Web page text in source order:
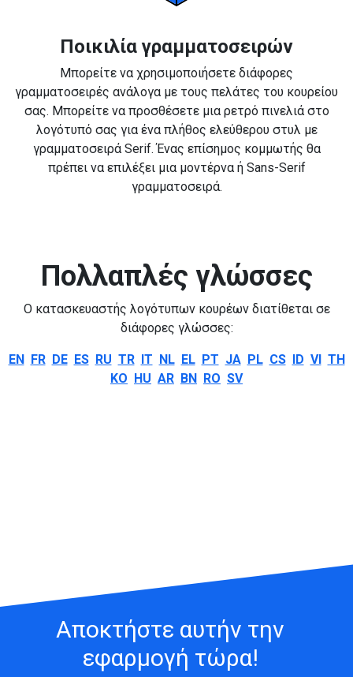
Ποικιλία γραμματοσειρών
Μπορείτε να χρησιμοποιήσετε διάφορες
γραμματοσειρές ανάλογα με τους πελάτες του κουρείου
σας. Μπορείτε να προσθέσετε μια ρετρό πινελιά στο
λογότυπό σας για ένα πλήθος ελεύθερου στυλ με
γραμματοσειρά Serif. Ένας επίσημος κομμωτής θα
πρέπει να επιλέξει μια μοντέρνα ή Sans-Serif
γραμματοσειρά.
Πολλαπλές γλώσσες
Ο κατασκευαστής λογότυπων κουρέων διατίθεται σε
διάφορες γλώσσες:
EN FR DE ES RU TR IT NL EL PT JA PL CS ID VI TH
KO HU AR BN RO SV
Αποκτήστε αυτήν την
εφαρμογή τώρα!